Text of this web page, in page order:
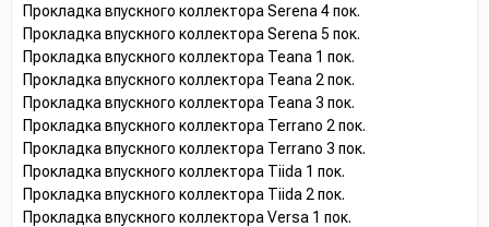
Прокладка впускного коллектора Serena 4 пок.
Прокладка впускного коллектора Serena 5 пок.
Прокладка впускного коллектора Teana 1 пок.
Прокладка впускного коллектора Teana 2 пок.
Прокладка впускного коллектора Teana 3 пок.
Прокладка впускного коллектора Terrano 2 пок.
Прокладка впускного коллектора Terrano 3 пок.
Прокладка впускного коллектора Tiida 1 пок.
Прокладка впускного коллектора Tiida 2 пок.
Прокладка впускного коллектора Versa 1 пок.